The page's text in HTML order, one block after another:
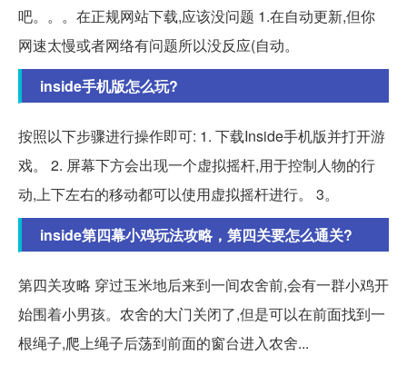
吧。。。在正规网站下载,应该没问题 1.在自动更新,但你
网速太慢或者网络有问题所以没反应(自动。
inside手机版怎么玩?
按照以下步骤进行操作即可: 1. 下载Inside手机版并打开游
戏。 2. 屏幕下方会出现一个虚拟摇杆,用于控制人物的行
动,上下左右的移动都可以使用虚拟摇杆进行。 3。
inside第四幕小鸡玩法攻略，第四关要怎么通关?
第四关攻略 穿过玉米地后来到一间农舍前,会有一群小鸡开
始围着小男孩。农舍的大门关闭了,但是可以在前面找到一
根绳子,爬上绳子后荡到前面的窗台进入农舍...